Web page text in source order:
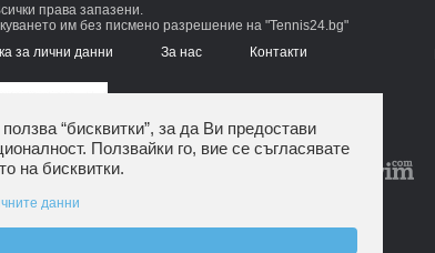
права запазени.
им без писмено разрешение на "Tennis24.bg"
за лични данни За нас Контакти
“бисквитки”, за да Ви предостави
Ползвайки го, вие се съгласявате
на бисквитки.
данни